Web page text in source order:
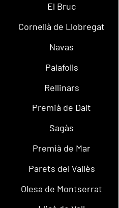
El Bruc
Cornellà de Llobregat
Navas
Palafolls
Rellinars
Premià de Dalt
Sagàs
Premià de Mar
Parets del Vallès
Olesa de Montserrat